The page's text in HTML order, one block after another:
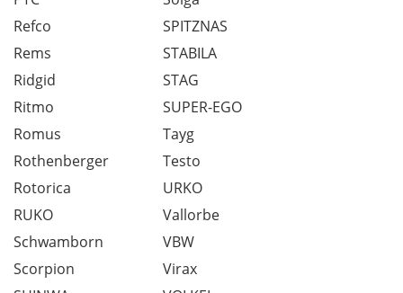
Refco
Rems
Ridgid
Ritmo
Romus
Rothenberger
Rotorica
RUKO
Schwamborn
Scorpion
SPITZNAS
STABILA
STAG
SUPER-EGO
Tayg
Testo
URKO
Vallorbe
VBW
Virax